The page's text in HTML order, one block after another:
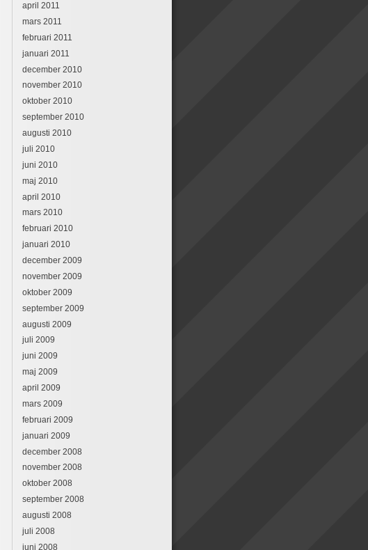
april 2011
mars 2011
februari 2011
januari 2011
december 2010
november 2010
oktober 2010
september 2010
augusti 2010
juli 2010
juni 2010
maj 2010
april 2010
mars 2010
februari 2010
januari 2010
december 2009
november 2009
oktober 2009
september 2009
augusti 2009
juli 2009
juni 2009
maj 2009
april 2009
mars 2009
februari 2009
januari 2009
december 2008
november 2008
oktober 2008
september 2008
augusti 2008
juli 2008
juni 2008